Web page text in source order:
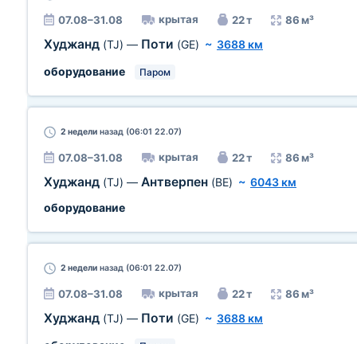
07.08–31.08 крытая 22 т 86 м³
Худжанд (TJ) — Поти (GE) ~ 3688 км
оборудование
Паром
2 недели назад (06:01 22.07)
07.08–31.08 крытая 22 т 86 м³
Худжанд (TJ) — Антверпен (BE) ~ 6043 км
оборудование
2 недели назад (06:01 22.07)
07.08–31.08 крытая 22 т 86 м³
Худжанд (TJ) — Поти (GE) ~ 3688 км